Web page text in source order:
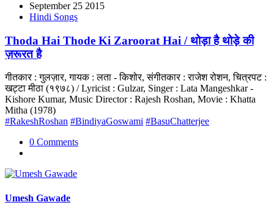
September 25 2015
Hindi Songs
Thoda Hai Thode Ki Zaroorat Hai / थोड़ा है थोड़े की
ज़रूरत है
गीतकार : गुलज़ार, गायक : लता - किशोर, संगीतकार : राजेश रोशन, चित्रपट :
खट्टा मीठा (१९७८) / Lyricist : Gulzar, Singer : Lata Mangeshkar -
Kishore Kumar, Music Director : Rajesh Roshan, Movie : Khatta
Mitha (1978)
#RakeshRoshan #BindiyaGoswami #BasuChatterjee
0 Comments
Umesh Gawade